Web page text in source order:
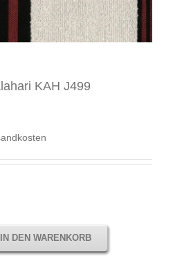
KAH J499
IN DEN WARENKORB